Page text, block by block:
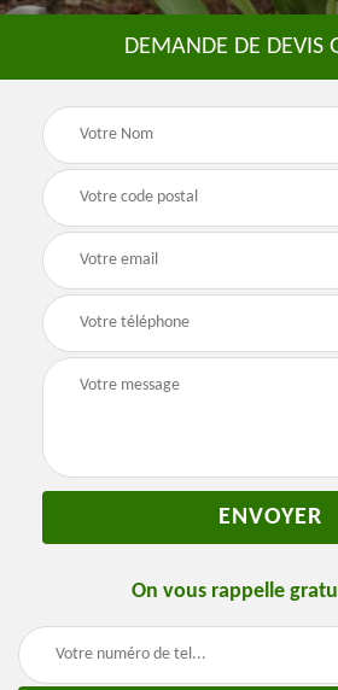
DEMANDE DE DEVIS
On vous rappelle